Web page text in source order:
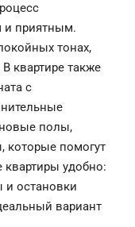
и приятным.
тонах,
квартире также
с
полы,
которые помогут
квартиры удобно:
и остановки
вариант